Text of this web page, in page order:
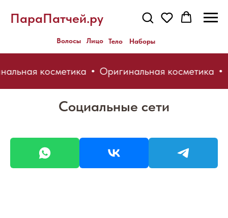
ПараПатчей.ру
Волосы Лицо Тело Наборы
косметика Оригинальная косметика
Социальные сети